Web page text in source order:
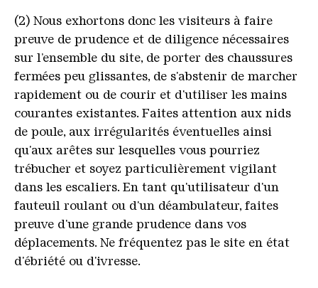
(2) Nous exhortons donc les visiteurs à faire
preuve de prudence et de diligence nécessaires
sur l’ensemble du site, de porter des chaussures
fermées peu glissantes, de s'abstenir de marcher
rapidement ou de courir et d'utiliser les mains
courantes existantes. Faites attention aux nids
de poule, aux irrégularités éventuelles ainsi
qu'aux arêtes sur lesquelles vous pourriez
trébucher et soyez particulièrement vigilant
dans les escaliers. En tant qu'utilisateur d'un
fauteuil roulant ou d'un déambulateur, faites
preuve d'une grande prudence dans vos
déplacements. Ne fréquentez pas le site en état
d'ébriété ou d'ivresse.